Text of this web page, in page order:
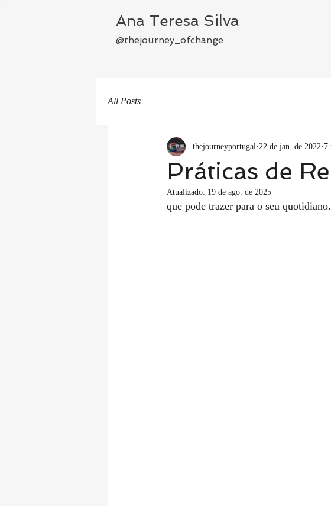
Ana Teresa Silva
@thejourney_ofchange
All Posts
Práticas de
thejourneyportugal 22 de jan. de 2022 7
Atualizado: 19 de ago. de 2025
que pode trazer para o seu quotidiano.